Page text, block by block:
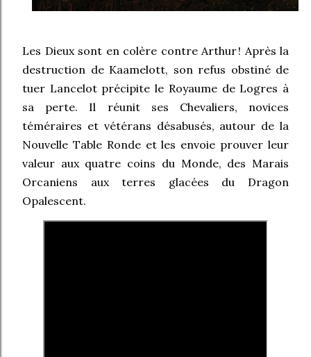
Les Dieux sont en colère contre Arthur ! Après la
destruction de Kaamelott, son refus obstiné de
tuer Lancelot précipite le Royaume de Logres à
sa perte. Il réunit ses Chevaliers, novices
téméraires et vétérans désabusés, autour de la
Nouvelle Table Ronde et les envoie prouver leur
valeur aux quatre coins du Monde, des Marais
Orcaniens aux terres glacées du Dragon
Opalescent.